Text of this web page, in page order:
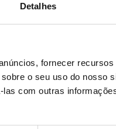
Detalhes
fornecer
o seu uso do nosso
com outras